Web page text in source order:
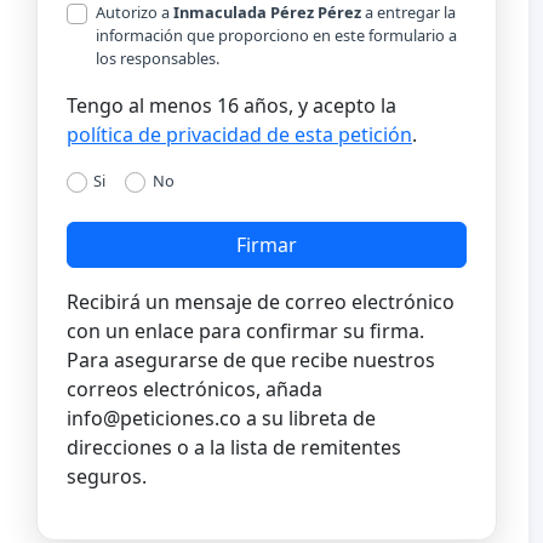
Autorizo aInmaculada Pérez Péreza entregar la
información que proporciono en este formulario a
los responsables.
Tengo al menos 16 años, y acepto la
política de privacidad de esta petición.
Si No
Firmar
Recibirá un mensaje de correo electrónico
con un enlace para confirmar su firma.
Para asegurarse de que recibe nuestros
correos electrónicos, añada
info@peticiones.co a su libreta de
direcciones o a la lista de remitentes
seguros.